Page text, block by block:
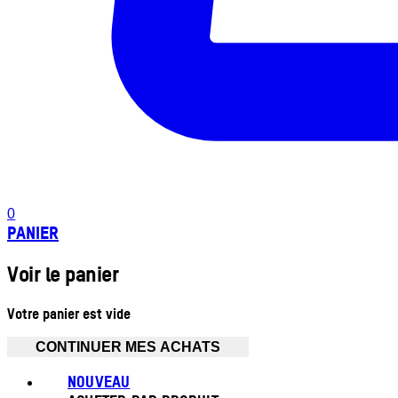
0
PANIER
Voir le panier
Votre panier est vide
CONTINUER MES ACHATS
NOUVEAU